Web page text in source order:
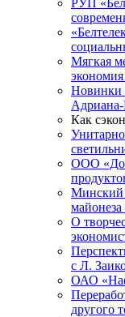
РУП
Мягкая
экономия
Новинки
Как
ООО
Минский
О
с Л.
ОАО
другого